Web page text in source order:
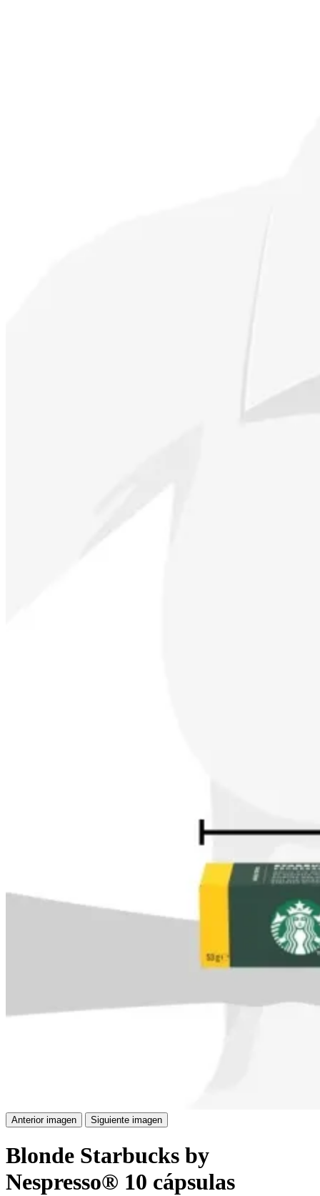
Anterior imagen Siguiente imagen
Blonde Starbucks by
Nespresso® 10 cápsulas